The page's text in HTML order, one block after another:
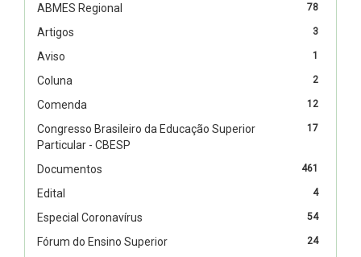
78
ABMES Regional
3
Artigos
1
Aviso
2
Coluna
12
Comenda
17
Congresso Brasileiro da Educação Superior
Particular - CBESP
461
Documentos
4
Edital
54
Especial Coronavírus
24
Fórum do Ensino Superior